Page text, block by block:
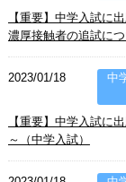
【重要】中学入試に
濃厚接触者の追試に
2023/01/18
中
【重要】中学入試に
～（中学入試）